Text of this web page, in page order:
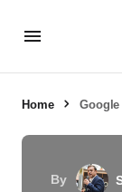
Home Google
By